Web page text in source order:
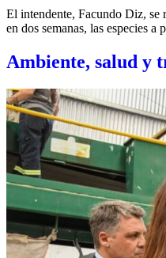
El intendente, Facundo Diz, se
en dos semanas, las especies
Ambiente, salud y